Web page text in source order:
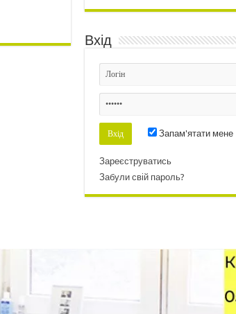
Вхід
Запам'ятати мене
Зареєструватись
Забули свій пароль?